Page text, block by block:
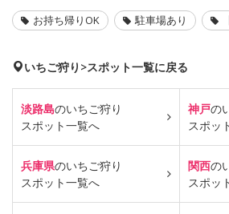
お持ち帰りOK 駐車場あり
いちご狩り>スポット一覧に戻る
淡路島のいちご狩り
スポット一覧へ
神戸の
スポッ
兵庫県のいちご狩り
スポット一覧へ
関西の
スポッ